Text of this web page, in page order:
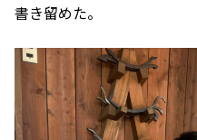
書き留めた。